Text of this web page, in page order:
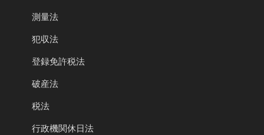
測量法
犯収法
登録免許税法
破産法
税法
行政機関休日法